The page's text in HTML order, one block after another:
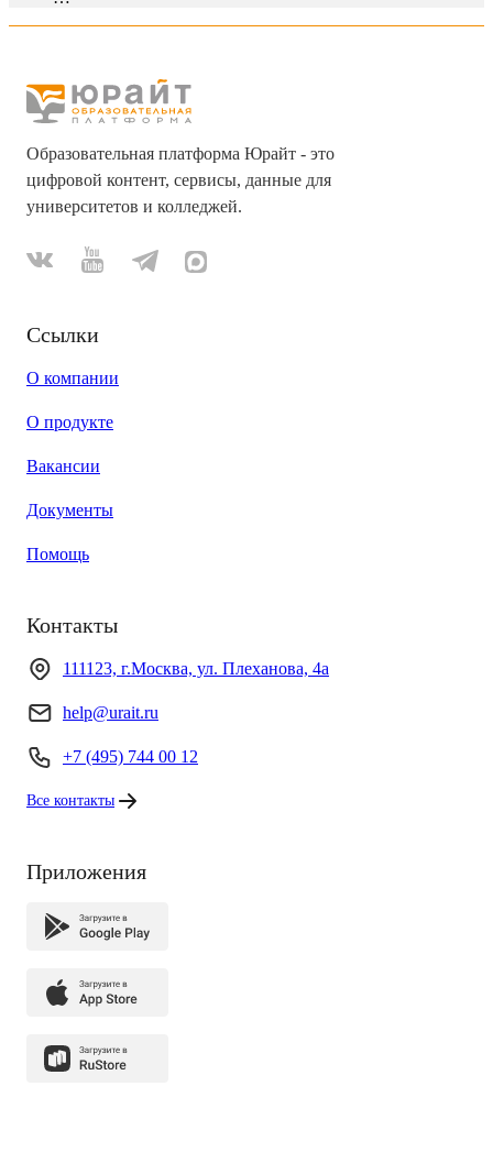
Образовательная платформа Юрайт - это
цифровой контент, сервисы, данные для
университетов и колледжей.
Ссылки
О компании
О продукте
Вакансии
Документы
Помощь
Контакты
111123, г.Москва, ул. Плеханова, 4а
help@urait.ru
+7 (495) 744 00 12
Все контакты
Приложения